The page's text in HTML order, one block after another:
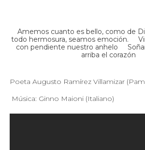
Amemos cuanto es bello, como de
todo hermosura, seamos emoción.
con pendiente nuestro anhelo
arriba el corazón
Poeta Augusto Ramírez Villamizar
Música: Ginno Maioni (Italiano)